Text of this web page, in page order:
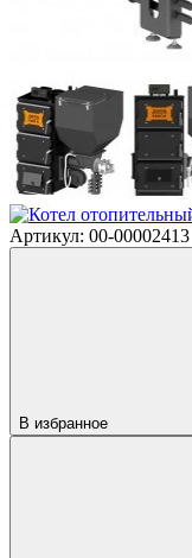
Артикул: 00-00002413
В избранное